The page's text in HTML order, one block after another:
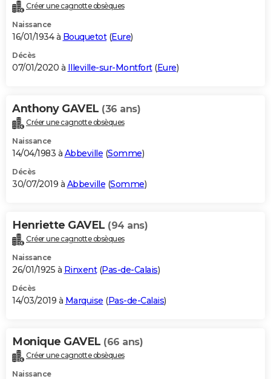
Créer une cagnotte obsèques
Naissance
16/01/1934 à Bouquetot(Eure)
Décès
07/01/2020 à Illeville-sur-Montfort(Eure)
Anthony GAVEL (36 ans)
Créer une cagnotte obsèques
Naissance
14/04/1983 à Abbeville (Somme)
Décès
30/07/2019 à Abbeville (Somme)
Henriette GAVEL (94 ans)
Créer une cagnotte obsèques
Naissance
26/01/1925 à Rinxent(Pas-de-Calais)
Décès
14/03/2019 à Marquise (Pas-de-Calais)
Monique GAVEL (66 ans)
Créer une cagnotte obsèques
Naissance